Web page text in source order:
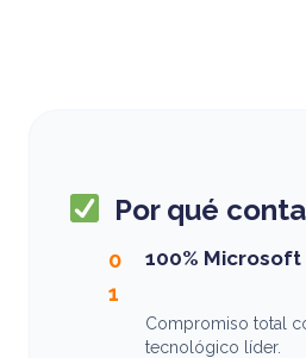
Por qué
0
1
100%
Compromiso total
tecnológico líder.